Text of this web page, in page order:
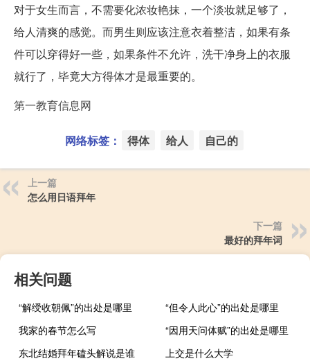
对于女生而言，不需要化浓妆艳抹，一个淡妆就足够了，
给人清爽的感觉。而男生则应该注意衣着整洁，如果有条
件可以穿得好一些，如果条件不允许，洗干净身上的衣服
就行了，毕竟大方得体才是最重要的。
第一教育信息网
网络标签： 得体 给人 自己的
上一篇
怎么用日语拜年
下一篇
最好的拜年词
相关问题
“解绶收朝佩”的出处是哪里
“但令人此心”的出处是哪里
我家的春节怎么写
“因用天问体赋”的出处是哪里
东北结婚拜年磕头解说是谁
上交是什么大学